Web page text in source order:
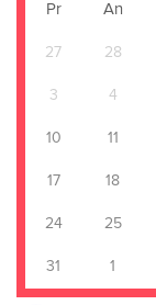
Pr An
27 28
3 4
10 11
17 18
24 25
31 1